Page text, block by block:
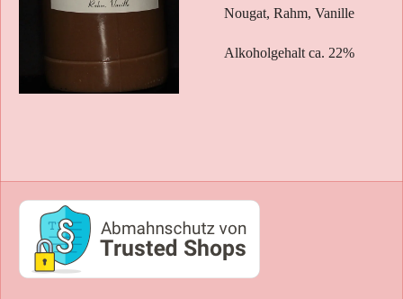
Nougat, Rahm, Vanille
Alkoholgehalt ca. 22%